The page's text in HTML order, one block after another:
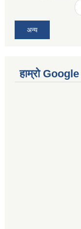
अन्य
हाम्रो